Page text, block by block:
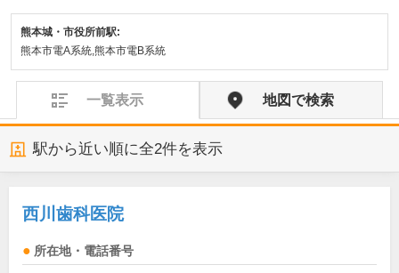
熊本城・市役所前駅:
熊本市電A系統,熊本市電B系統
一覧表示 地図で検索
駅から近い順に全2件を表示
西川歯科医院
所在地・電話番号